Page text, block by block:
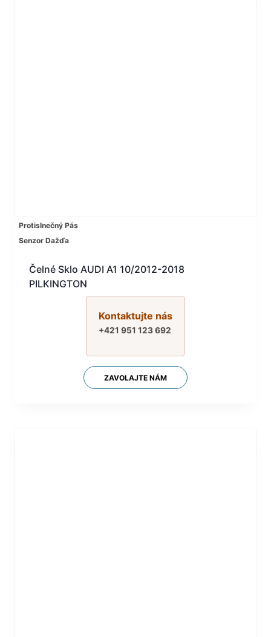
Protislnečný Pás
Senzor Dažďa
Čelné Sklo AUDI A1 10/2012-2018
PILKINGTON
Kontaktujte nás
+421 951 123 692
ZAVOLAJTE NÁM